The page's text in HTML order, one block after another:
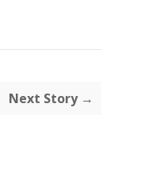
Next Story →